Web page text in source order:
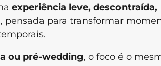
experiência leve, descontraída,
, pensada para transformar
ou pré-wedding, o foco é o